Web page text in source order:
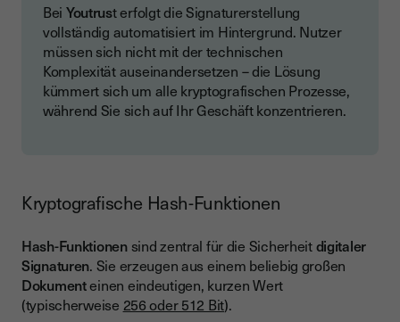
Bei Youtrust erfolgt die Signaturerstellung
vollständig automatisiert im Hintergrund. Nutzer
müssen sich nicht mit der technischen
Komplexität auseinandersetzen – die Lösung
kümmert sich um alle kryptografischen Prozesse,
während Sie sich auf Ihr Geschäft konzentrieren.
Kryptografische Hash-Funktionen
Hash-Funktionensind zentral für die Sicherheitdigitaler
Signaturen. Sie erzeugen aus einem beliebig großen
Dokumenteinen eindeutigen, kurzen Wert
(typischerweise 256 oder 512 Bit).